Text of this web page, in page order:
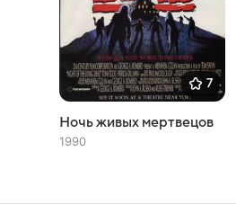
7
Ночь живых мертвецов
1990